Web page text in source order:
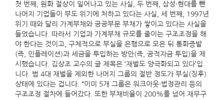
첫 번째, 원화 절상이 일어나고 있는 사실, 두 번째, 삼성·현대를 뺀
나머지 기업들이 부도 위기에 처하고 있다는 사실, 세 번째, 1997년
위기 때와 달리 가계부채와 공공부문 부채가 쌓이고 있다는 사실을
들었습니다. 따라서 기업과 가계부채 규모를 줄이는 구조조정을 해
야 한다는 것이고, 구체적으로 부실을 은행으로 모은 뒤 통화증발
(즉, 인플레이션)과 세금을 투입하는 방안(즉, 공적자금 투입)을 제
시했습니다. 김상조 교수의 글 제목은 ‘재벌도 양극화되고 있다’입
니다. 범 4대 재벌을 제외한 나머지 그룹의 절반 정도가 부실(징후)
상태에 있다는 겁니다. “이미 5개 그룹은 워크아웃·법정관리 등의
구조조정 절차에 들어갔다. 또한 부채비율이 200%를 넘어 재무구